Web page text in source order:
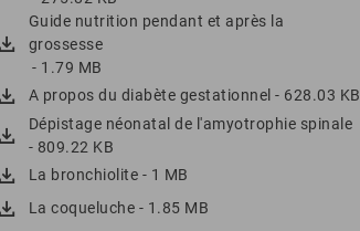
Guide nutrition pendant et après la
grossesse
- 1.79 MB
A propos du diabète gestationnel - 628.03 KB
Dépistage néonatal de l'amyotrophie spinale
- 809.22 KB
La bronchiolite - 1 MB
La coqueluche - 1.85 MB